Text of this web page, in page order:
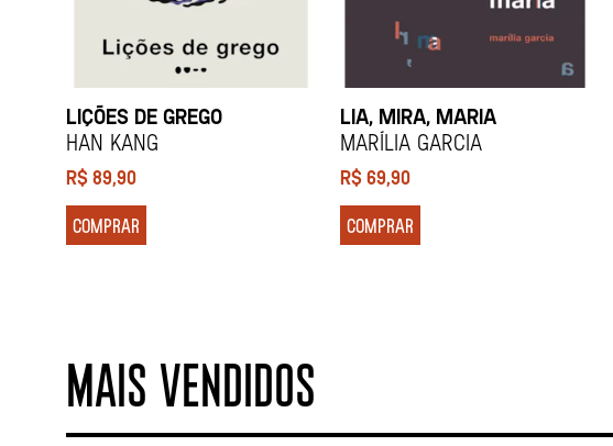
LIÇÕES DE GREGO
HAN KANG
R$89,90
COMPRAR
LIA, MIRA, MARIA
Marília Garcia
R$69,90
COMPRAR
MAIS VENDIDOS